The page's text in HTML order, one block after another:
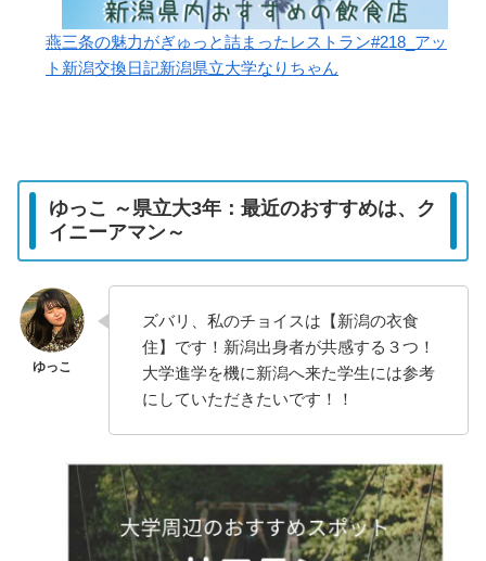
燕三条の魅力がぎゅっと詰まったレストラン#218_アッ
ト新潟交換日記新潟県立大学なりちゃん
ゆっこ ～県立大3年：最近のおすすめは、ク
イニーアマン～
ズバリ、私のチョイスは【新潟の衣食
住】です！新潟出身者が共感する３つ！
大学進学を機に新潟へ来た学生には参考
にしていただきたいです！！